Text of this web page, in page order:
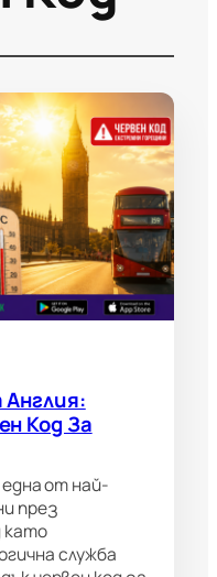
Код За
от най-
през
като
служба